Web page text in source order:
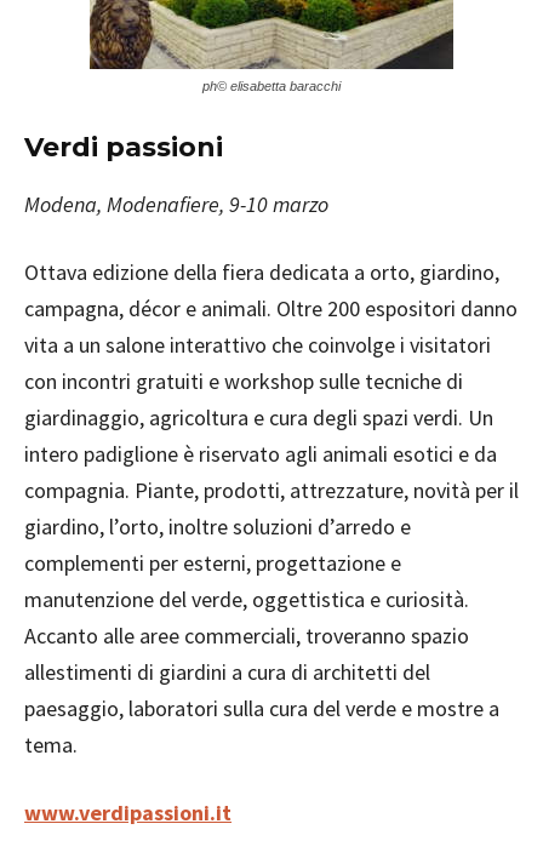
ph© elisabetta baracchi
Verdi passioni
Modena, Modenafiere, 9-10 marzo
Ottava edizione della fiera dedicata a orto, giardino,
campagna, décor e animali. Oltre 200 espositori danno
vita a un salone interattivo che coinvolge i visitatori
con incontri gratuiti e workshop sulle tecniche di
giardinaggio, agricoltura e cura degli spazi verdi. Un
intero padiglione è riservato agli animali esotici e da
compagnia. Piante, prodotti, attrezzature, novità per il
giardino, l’orto, inoltre soluzioni d’arredo e
complementi per esterni, progettazione e
manutenzione del verde, oggettistica e curiosità.
Accanto alle aree commerciali, troveranno spazio
allestimenti di giardini a cura di architetti del
paesaggio, laboratori sulla cura del verde e mostre a
tema.
www.verdipassioni.it